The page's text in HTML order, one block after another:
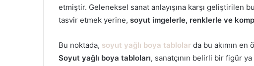
etmiştir. Geleneksel sanat anlayışına karşı geliştirilen
tasvir etmek yerine, soyut imgelerle, renklerle ve
Bu noktada, soyut yağlı boya tablolar da bu akımın en
Soyut yağlı boya tabloları, sanatçının belirli bir figür